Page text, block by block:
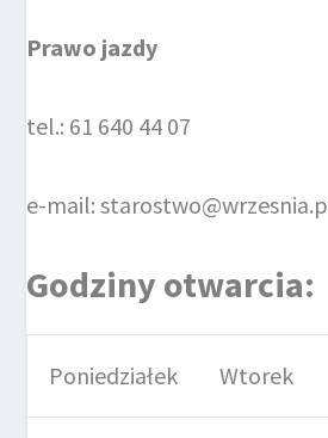
Prawo jazdy
tel.: 61 640 44 07
e-mail:
Godziny otwarcia:
Poniedziałek Wtorek